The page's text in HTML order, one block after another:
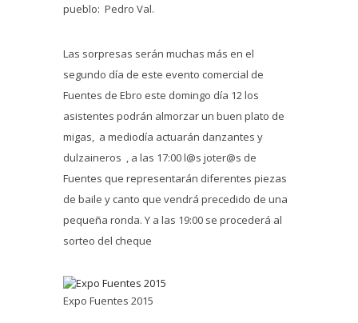
pueblo: Pedro Val.
Las sorpresas serán muchas más en el
segundo día de este evento comercial de
‪Fuentes de Ebro este domingo día 12 los
asistentes podrán almorzar un buen plato de
migas, a mediodía actuarán danzantes y
dulzaineros ‬ , a las 17:00 l@s joter@s de
Fuentes que representarán diferentes piezas
de baile y canto que vendrá precedido de una
pequeña ronda. Y a las 19:00 se procederá al
sorteo del cheque
Expo Fuentes 2015